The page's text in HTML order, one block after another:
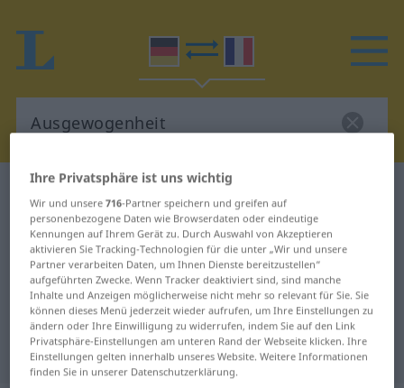
Deutsch-Französisch Wörterbuch
Ausgewogenheit
Deutsch-Französisch Übersetzung
für "Ausgewogenheit"
"Ausgewogenheit" Französisch
Übersetzung
Ihre Privatsphäre ist uns wichtig
Wir und unsere716-Partner speichern und greifen auf
personenbezogene Daten wie Browserdaten oder eindeutige
Kennungen auf Ihrem Gerät zu. Durch Auswahl von Akzeptieren
aktivieren Sie Tracking-Technologien für die unter „Wir und unsere
Partner verarbeiten Daten, um Ihnen Dienste bereitzustellen“
aufgeführten Zwecke. Wenn Tracker deaktiviert sind, sind manche
Inhalte und Anzeigen möglicherweise nicht mehr so relevant für Sie. Sie
können dieses Menü jederzeit wieder aufrufen, um Ihre Einstellungen zu
ändern oder Ihre Einwilligung zu widerrufen, indem Sie auf den Link
Privatsphäre-Einstellungen am unteren Rand der Webseite klicken. Ihre
Einstellungen gelten innerhalb unseres Website. Weitere Informationen
finden Sie in unserer Datenschutzerklärung.